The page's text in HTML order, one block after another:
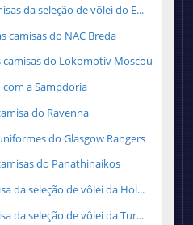
da seleção de vôlei do E...
camisas do NAC Breda
camisas do Lokomotiv Moscou
a Sampdoria
do Ravenna
do Glasgow Rangers
do Panathinaikos
da seleção de vôlei da Hol...
da seleção de vôlei da Tur...